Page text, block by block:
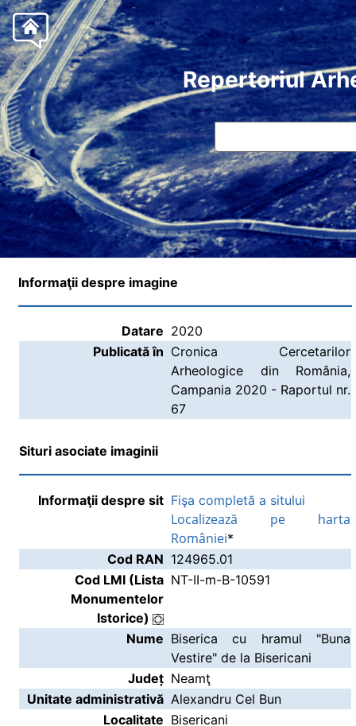
Repertoriul
Informaţii despre imagine
Datare 2020
Publicată în Cronica Cercetarilor
Arheologice din România,
Campania 2020 - Raportul nr.
67
Situri asociate imaginii
Informaţii despre sit Fişa completă a sitului
Localizează pe harta
României*
Cod RAN 124965.01
Cod LMI (Lista
Monumentelor
Istorice)
NT-II-m-B-10591
Nume Biserica cu hramul "Buna
Vestire" de la Bisericani
Județ Neamţ
Unitate administrativă Alexandru Cel Bun
Localitate Bisericani